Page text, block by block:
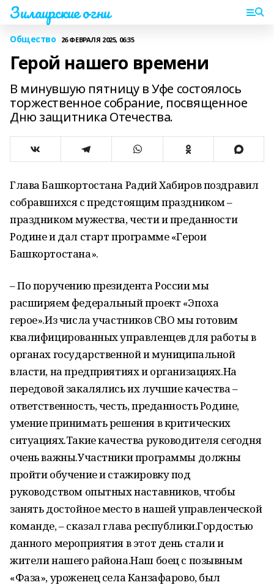
Зилаирские огни
Общество 26 ФЕВРАЛЯ 2025, 06:35
Герой нашего времени
В минувшую пятницу в Уфе состоялось
торжественное собрание, посвященное
Дню защитника Отечества.
Глава Башкортостана Радий Хабиров поздравил
собравшихся с предстоящим праздником –
праздником мужества, чести и преданности
Родине и дал старт программе «Герои
Башкортостана».
– По поручению президента России мы
расширяем федеральный проект «Эпоха
герое».Из числа участников СВО мы готовим
квалифицированных управленцев для работы в
органах государственной и муниципальной
власти, на предприятиях и организациях.На
передовой закалялись их лучшие качества –
ответственность, честь, преданность Родине,
умение принимать решения в критических
ситуациях.Такие качества руководителя сегодня
очень важны.Участники программы должны
пройти обучение и стажировку под
руководством опытных наставников, чтобы
занять достойное место в нашей управленческой
команде, – сказал глава республики.Гордостью
данного мероприятия в этот день стали и
жители нашего района.Наш боец с позывным
«Фаза», уроженец села Канзафарово, был